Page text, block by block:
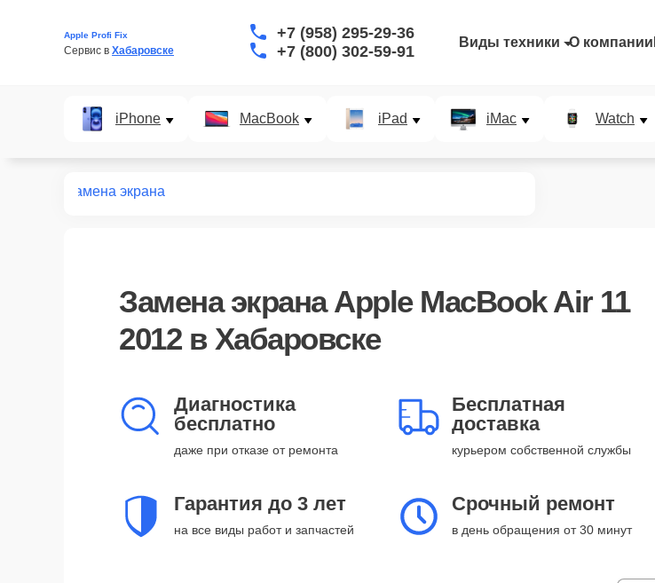
Apple Profi Fix
Сервис в Хабаровске
+7 (958) 295-29-36
+7 (800) 302-59-91
Виды техники О компании
iPhone MacBook iPad iMac Watch
Замена экрана
Замена экрана Apple MacBook Air 11
2012 в Хабаровске
Диагностика
бесплатно
даже при отказе от ремонта
Бесплатная
доставка
курьером собственной службы
Гарантия до 3 лет
на все виды работ и запчастей
Срочный ремонт
в день обращения от 30 минут